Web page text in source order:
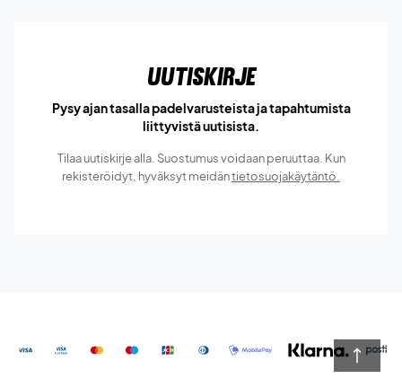
Uutiskirje
Pysy ajan tasalla padelvarusteista ja tapahtumista
liittyvistä uutisista.
Tilaa uutiskirje alla. Suostumus voidaan peruuttaa. Kun
rekisteröidyt, hyväksyt meidäntietosuojakäytäntö.